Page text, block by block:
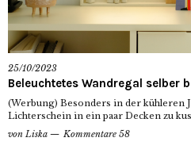
25/10/2023
Beleuchtetes Wandregal selber
(Werbung) Besonders in der kühleren
Lichterschein in ein paar Decken zu
von Liska Kommentare 58